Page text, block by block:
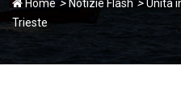
Home > Notizie Flash >Unità
Trieste